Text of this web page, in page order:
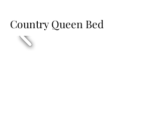
Country Queen Bed